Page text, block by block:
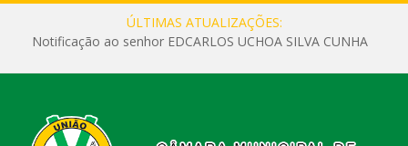
ÚLTIMAS ATUALIZAÇÕES:
Notificação ao senhor EDCARLOS UCHOA SILVA CUNHA